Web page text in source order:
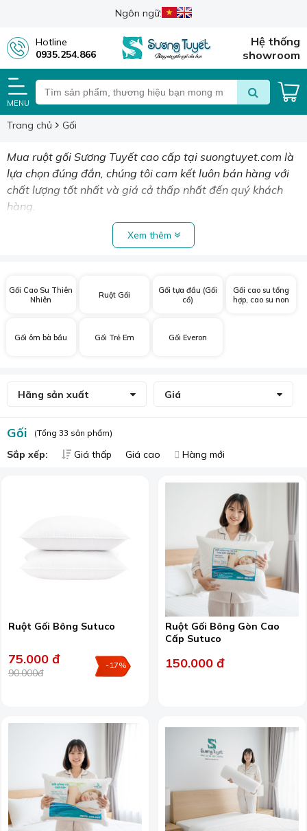
Ngôn ngữ:
Hotline
0935.254.866
Hệ thống
showroom
MENU
Trang chủ Gối
Mua ruột gối Sương Tuyết cao cấp tại suongtuyet.com là
lựa chọn đúng đắn, chúng tôi cam kết luôn bán hàng với
chất lượng tốt nhất và giá cả thấp nhất đến quý khách
hàng.
Xem thêm
Gối Cao Su Thiên
Nhiên
Ruột Gối
Gối tựa đầu (Gối
cổ)
Gối cao su tổng
hợp, cao su non
Gối ôm bà bầu Gối Trẻ Em Gối Everon
Hãng sản xuất Giá
Gối (Tổng 33 sản phẩm)
Sắp xếp: Giá thấp Giá cao Hàng mới
Ruột Gối Bông Sutuco
75.000 đ
90.000đ
-17%
Ruột Gối Bông Gòn Cao
Cấp Sutuco
150.000 đ